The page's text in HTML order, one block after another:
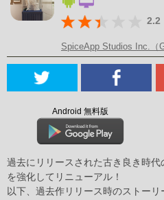
2.2
SpiceApp Studios Inc.（
Android 無料版
過去にリリースされた古き良き時
を強化してリニューアル！
以下、過去作リリース時のストーリ